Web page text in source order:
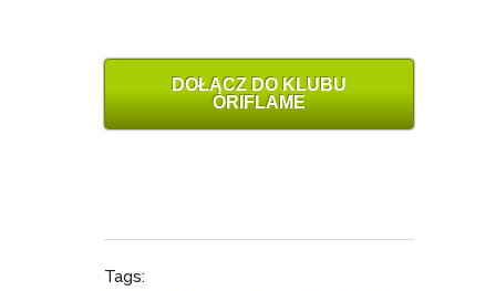
DOŁĄCZ DO KLUBU
ORIFLAME
Tags: